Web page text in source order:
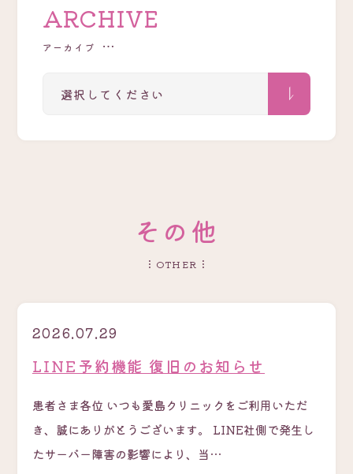
ARCHIVE
アーカイブ
そ の 他
OTHER
2026.07.29
LINE予約機能 復旧のお知らせ
患者さま各位 いつも愛島クリニックをご利用いただ
き、誠にありがとうございます。 LINE社側で発生し
たサーバー障害の影響により、当…